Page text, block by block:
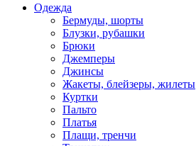
Одежда
Бермуды, шорты
Блузки, рубашки
Брюки
Джемперы
Джинсы
Жакеты, блейзеры, жилеты
Куртки
Пальто
Платья
Плащи, тренчи